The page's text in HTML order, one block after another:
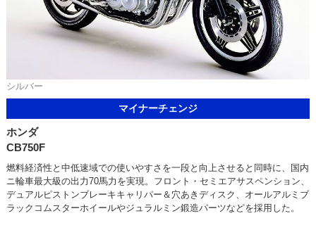
シルバー
マイナーチェンジ
ホンダ
CB750F
燃料経済性と中低速域での使いやすさを一段と向上させると同時に、国内
ニ輪車最大級の出力70馬力を実現。フロント・セミエアサスペンション、
デュアルピストンブレーキキャリパー＆穴あきディスク、オールアルミブ
ラックコムスターホイールやジュラルミン鍛造パーツなどを採用した。